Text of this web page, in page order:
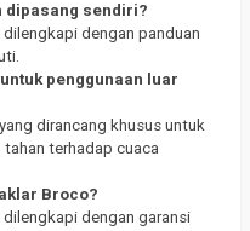
dipasang sendiri?
dengan panduan
penggunaan luar
dirancang khusus untuk
tahan terhadap cuaca
Broco?
dengan garansi